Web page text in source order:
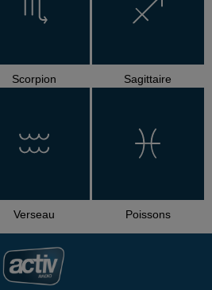
Scorpion Sagittaire
Verseau Poissons